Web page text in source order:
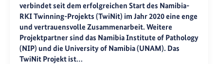
verbindet seit dem erfolgreichen Start des Namibia-
RKI Twinning-Projekts (TwiNit) im Jahr 2020 eine enge
und vertrauensvolle Zusammenarbeit. Weitere
Projektpartner sind das Namibia Institute of Pathology
(NIP) und die University of Namibia (UNAM). Das
TwiNit Projekt ist…